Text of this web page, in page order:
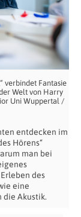
verbindet Fantasie
Welt von Harry
Uni Wuppertal /
entdecken im
Hörens“
man bei
des
eine
die Akustik.